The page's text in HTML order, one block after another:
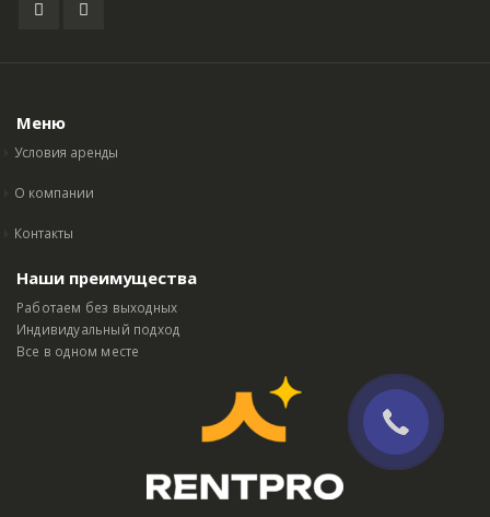
Меню
Условия аренды
О компании
Контакты
Наши преимущества
Работаем без выходных
Индивидуальный подход
Все в одном месте